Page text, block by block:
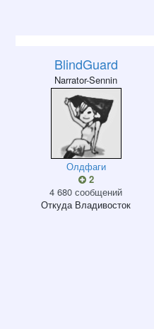
BlindGuard
Narrator-Sennin
Олдфаги
2
4 680 сообщений
Откуда Владивосток